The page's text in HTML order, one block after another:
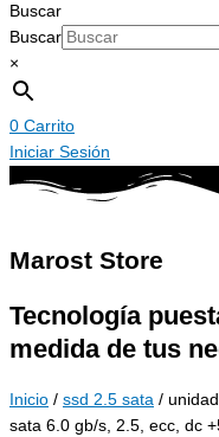
Buscar
Buscar
×
0 Carrito
Iniciar Sesión
Marost Store
Tecnología
medida de tus
Inicio / ssd 2.5 sata /
sata 6.0 gb/s, 2.5, ecc, dc